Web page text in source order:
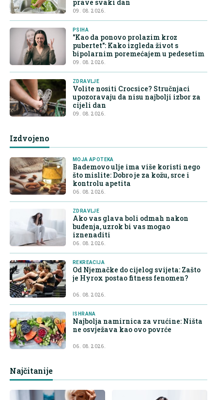
prave svaki dan
09. 08. 2026.
PSIHA
"Kao da ponovo prolazim kroz
pubertet": Kako izgleda život s
bipolarnim poremećajem u pedesetim
09. 08. 2026.
ZDRAVLJE
Volite nositi Crocsice? Stručnjaci
upozoravaju da nisu najbolji izbor za
cijeli dan
09. 08. 2026.
Izdvojeno
MOJA APOTEKA
Bademovo ulje ima više koristi nego
što mislite: Dobro je za kožu, srce i
kontrolu apetita
06. 08. 2026.
ZDRAVLJE
Ako vas glava boli odmah nakon
buđenja, uzrok bi vas mogao
iznenaditi
06. 08. 2026.
REKREACIJA
Od Njemačke do cijelog svijeta: Zašto
je Hyrox postao fitness fenomen?
06. 08. 2026.
ISHRANA
Najbolja namirnica za vrućine: Ništa
ne osvježava kao ovo povrće
06. 08. 2026.
Najčitanije